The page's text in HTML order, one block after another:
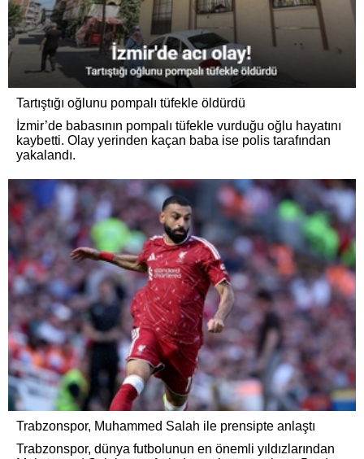
Tartıştığı oğlunu pompalı tüfekle öldürdü
İzmir’de babasının pompalı tüfekle vurduğu oğlu hayatını
kaybetti. Olay yerinden kaçan baba ise polis tarafından
yakalandı.
Trabzonspor, Muhammed Salah ile prensipte anlaştı
Trabzonspor, dünya futbolunun en önemli yıldızlarından